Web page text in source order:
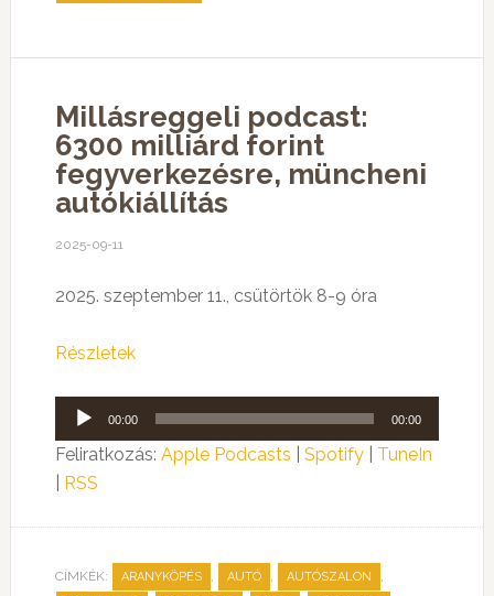
Millásreggeli podcast:
6300 milliárd forint
fegyverkezésre, müncheni
autókiállítás
2025-09-11
2025. szeptember 11., csütörtök 8-9 óra
Részletek
Audió
lejátszó
00:00 00:00
Feliratkozás: Apple Podcasts Spotify| TuneIn
RSS
CÍMKÉK: ARANYKÖPÉS , AUTÓ , AUTÓSZALON ,